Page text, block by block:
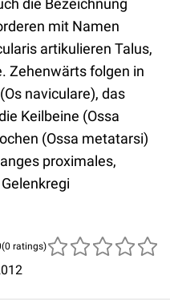
die Bezeichnung
mit Namen
artikulieren Talus,
Zehenwärts folgen in
naviculare), das
Keilbeine (Ossa
(Ossa metatarsi)
proximales,
(0 ratings)